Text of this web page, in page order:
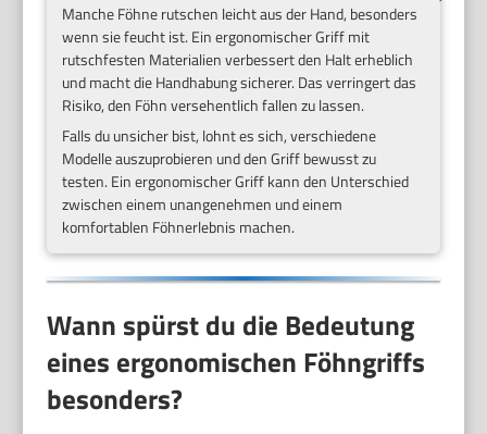
Manche Föhne rutschen leicht aus der Hand, besonders
wenn sie feucht ist. Ein ergonomischer Griff mit
rutschfesten Materialien verbessert den Halt erheblich
und macht die Handhabung sicherer. Das verringert das
Risiko, den Föhn versehentlich fallen zu lassen.
Falls du unsicher bist, lohnt es sich, verschiedene
Modelle auszuprobieren und den Griff bewusst zu
testen. Ein ergonomischer Griff kann den Unterschied
zwischen einem unangenehmen und einem
komfortablen Föhnerlebnis machen.
Wann spürst du die Bedeutung
eines ergonomischen Föhngriffs
besonders?